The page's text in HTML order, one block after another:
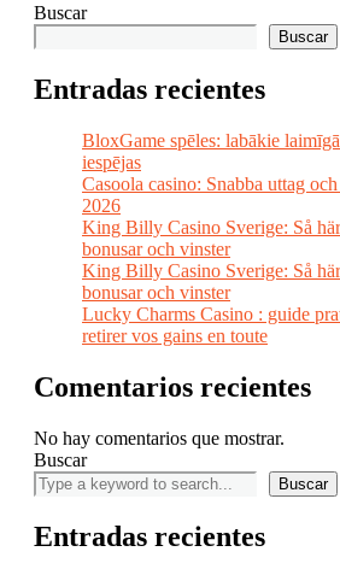
Buscar
Buscar
Entradas recientes
BloxGame spēles: labākie
iespējas
Casoola casino: Snabba uttag
2026
King Billy Casino Sverige: Så
bonusar och vinster
King Billy Casino Sverige: Så
bonusar och vinster
Lucky Charms Casino : guide
retirer vos gains en toute
Comentarios recientes
No hay comentarios que mostrar.
Buscar
Buscar
Entradas recientes